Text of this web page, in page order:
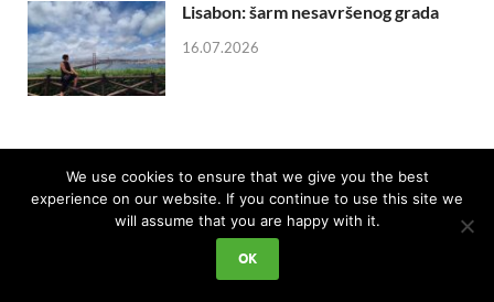
Lisabon: šarm nesavršenog grada
16.07.2026
We use cookies to ensure that we give you the best
experience on our website. If you continue to use this site we
will assume that you are happy with it.
OK